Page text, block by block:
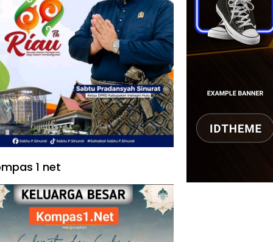
1 net